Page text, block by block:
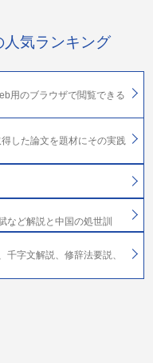
人気ランキング
用のブラウザで閲覧できる
した論文を題材にその実践
など解説と中国の処世訓
字文解説、修辞法要説、